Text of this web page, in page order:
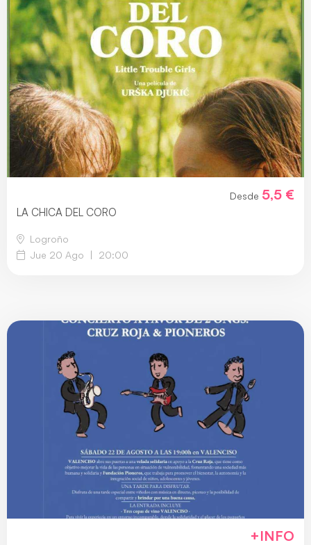
Desde 5,5 €
LA CHICA DEL CORO
Logroño
Jue 20 Ago
| 20:00
+INFO